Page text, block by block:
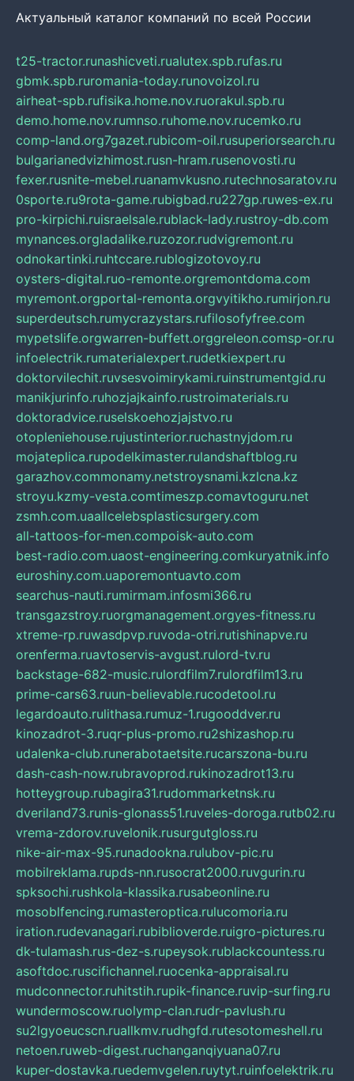
Актуальный каталог компаний по всей России
t25-tractor.runashicveti.rualutex.spb.rufas.ru
gbmk.spb.ruromania-today.runovoizol.ru
airheat-spb.rufisika.home.nov.ruorakul.spb.ru
demo.home.nov.rumnso.ruhome.nov.rucemko.ru
comp-land.org7gazet.rubicom-oil.rusuperiorsearch.ru
bulgarianedvizhimost.rusn-hram.rusenovosti.ru
fexer.rusnite-mebel.ruanamvkusno.rutechnosaratov.ru
0sporte.ru9rota-game.rubigbad.ru227gp.ruwes-ex.ru
pro-kirpichi.ruisraelsale.rublack-lady.rustroy-db.com
mynances.orgladalike.ruzozor.rudvigremont.ru
odnokartinki.ruhtccare.rublogizotovoy.ru
oysters-digital.ruo-remonte.orgremontdoma.com
myremont.orgportal-remonta.orgvyitikho.rumirjon.ru
superdeutsch.rumycrazystars.rufilosofyfree.com
mypetslife.orgwarren-buffett.orggreleon.comsp-or.ru
infoelectrik.rumaterialexpert.rudetkiexpert.ru
doktorvilechit.ruvsesvoimirykami.ruinstrumentgid.ru
manikjurinfo.ruhozjajkainfo.rustroimaterials.ru
doktoradvice.ruselskoehozjajstvo.ru
otopleniehouse.rujustinterior.ruchastnyjdom.ru
mojateplica.rupodelkimaster.rulandshaftblog.ru
garazhov.commonamy.netstroysnami.kzlcna.kz
stroyu.kzmy-vesta.comtimeszp.comavtoguru.net
zsmh.com.uaallcelebsplasticsurgery.com
all-tattoos-for-men.compoisk-auto.com
best-radio.com.uaost-engineering.comkuryatnik.info
euroshiny.com.uaporemontuavto.com
searchus-nauti.rumirmam.infosmi366.ru
transgazstroy.ruorgmanagement.orgyes-fitness.ru
xtreme-rp.ruwasdpvp.ruvoda-otri.rutishinapve.ru
orenferma.ruavtoservis-avgust.rulord-tv.ru
backstage-682-music.rulordfilm7.rulordfilm13.ru
prime-cars63.ruun-believable.rucodetool.ru
legardoauto.rulithasa.rumuz-1.rugooddver.ru
kinozadrot-3.ruqr-plus-promo.ru2shizashop.ru
udalenka-club.runerabotaetsite.rucarszona-bu.ru
dash-cash-now.rubravoprod.rukinozadrot13.ru
hotteygroup.rubagira31.rudommarketnsk.ru
dveriland73.runis-glonass51.ruveles-doroga.rutb02.ru
vrema-zdorov.ruvelonik.rusurgutgloss.ru
nike-air-max-95.runadookna.rulubov-pic.ru
mobilreklama.rupds-nn.rusocrat2000.ruvgurin.ru
spksochi.rushkola-klassika.rusabeonline.ru
mosoblfencing.rumasteroptica.rulucomoria.ru
iration.rudevanagari.rubiblioverde.ruigro-pictures.ru
dk-tulamash.rus-dez-s.rupeysok.rublackcountess.ru
asoftdoc.ruscifichannel.ruocenka-appraisal.ru
mudconnector.ruhitstih.rupik-finance.ruvip-surfing.ru
wundermoscow.ruolymp-clan.rudr-pavlush.ru
su2lgyoeucscn.ruallkmv.rudhgfd.rutesotomeshell.ru
netoen.ruweb-digest.ruchanganqiyuana07.ru
kuper-dostavka.ruedemvgelen.ruytyt.ruinfoelektrik.ru